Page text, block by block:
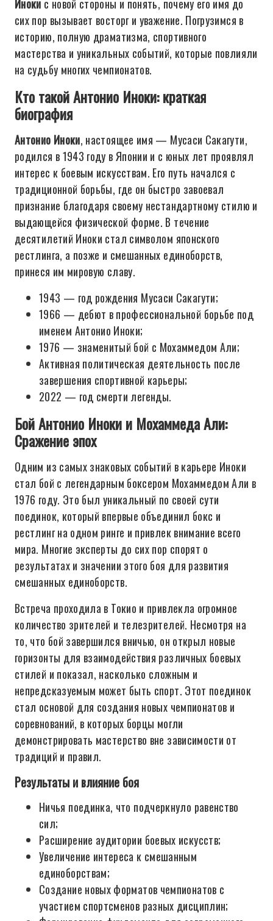
Иноки с новой стороны и понять, почему его имя до
сих пор вызывает восторг и уважение. Погрузимся в
историю, полную драматизма, спортивного
мастерства и уникальных событий, которые повлияли
на судьбу многих чемпионатов.
Кто такой Антонио Иноки: краткая
биография
Антонио Иноки, настоящее имя — Мусаси Сакагути,
родился в 1943 году в Японии и с юных лет проявлял
интерес к боевым искусствам. Его путь начался с
традиционной борьбы, где он быстро завоевал
признание благодаря своему нестандартному стилю и
выдающейся физической форме. В течение
десятилетий Иноки стал символом японского
рестлинга, а позже и смешанных единоборств,
принеся им мировую славу.
1943 — год рождения Мусаси Сакагути;
1966 — дебют в профессиональной борьбе под
именем Антонио Иноки;
1976 — знаменитый бой с Мохаммедом Али;
Активная политическая деятельность после
завершения спортивной карьеры;
2022 — год смерти легенды.
Бой Антонио Иноки и Мохаммеда Али:
Сражение эпох
Одним из самых знаковых событий в карьере Иноки
стал бой с легендарным боксером Мохаммедом Али в
1976 году. Это был уникальный по своей сути
поединок, который впервые объединил бокс и
рестлинг на одном ринге и привлек внимание всего
мира. Многие эксперты до сих пор спорят о
результатах и значении этого боя для развития
смешанных единоборств.
Встреча проходила в Токио и привлекла огромное
количество зрителей и телезрителей. Несмотря на
то, что бой завершился вничью, он открыл новые
горизонты для взаимодействия различных боевых
стилей и показал, насколько сложным и
непредсказуемым может быть спорт. Этот поединок
стал основой для создания новых чемпионатов и
соревнований, в которых борцы могли
демонстрировать мастерство вне зависимости от
традиций и правил.
Результаты и влияние боя
Ничья поединка, что подчеркнуло равенство
сил;
Расширение аудитории боевых искусств;
Увеличение интереса к смешанным
единоборствам;
Создание новых форматов чемпионатов с
участием спортсменов разных дисциплин;